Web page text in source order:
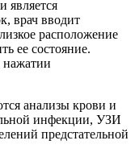
является
врач вводит
расположение
ее состояние.
нажатии
анализы крови и
инфекции, УЗИ
предстательной